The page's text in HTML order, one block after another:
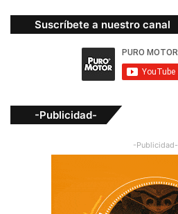
Suscríbete a nuestro canal
-Publicidad-
-Publicidad-